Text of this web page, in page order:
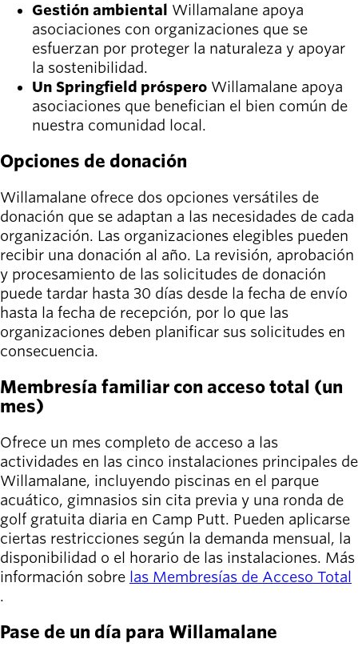
Gestión ambiental Willamalane apoya
asociaciones con organizaciones que se
esfuerzan por proteger la naturaleza y apoyar
la sostenibilidad.
Un Springfield próspero Willamalane apoya
asociaciones que benefician el bien común de
nuestra comunidad local.
Opciones de donación
Willamalane ofrece dos opciones versátiles de
donación que se adaptan a las necesidades de cada
organización. Las organizaciones elegibles pueden
recibir una donación al año. La revisión, aprobación
y procesamiento de las solicitudes de donación
puede tardar hasta 30 días desde la fecha de envío
hasta la fecha de recepción, por lo que las
organizaciones deben planificar sus solicitudes en
consecuencia.
Membresía familiar con acceso total (un
mes)
Ofrece un mes completo de acceso a las
actividades en las cinco instalaciones principales de
Willamalane, incluyendo piscinas en el parque
acuático, gimnasios sin cita previa y una ronda de
golf gratuita diaria en Camp Putt. Pueden aplicarse
ciertas restricciones según la demanda mensual, la
disponibilidad o el horario de las instalaciones. Más
información sobre las Membresías de Acceso Total
.
Pase de un día para Willamalane